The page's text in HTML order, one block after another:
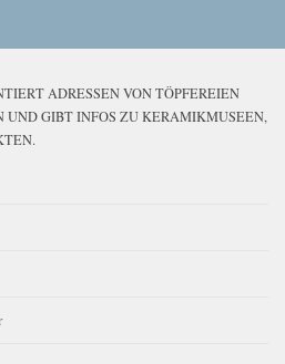
ADRESSEN VON TÖPFEREIEN
GIBT INFOS ZU KERAMIKMUSEEN,